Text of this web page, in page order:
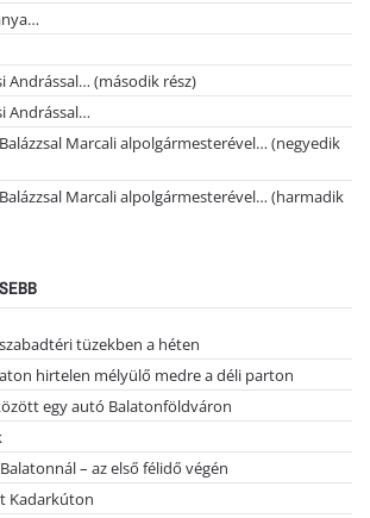
Andrással… (második rész)
Andrással…
Marcali alpolgármesterével… (negyedik
Marcali alpolgármesterével… (harmadik
tüzekben a héten
hirtelen mélyülő medre a déli parton
egy autó Balatonföldváron
– az első félidő végén
Kadarkúton